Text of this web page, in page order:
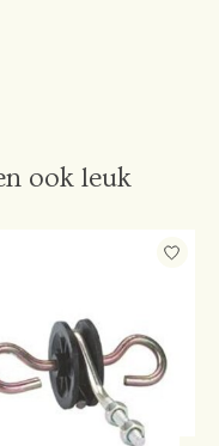
ook leuk